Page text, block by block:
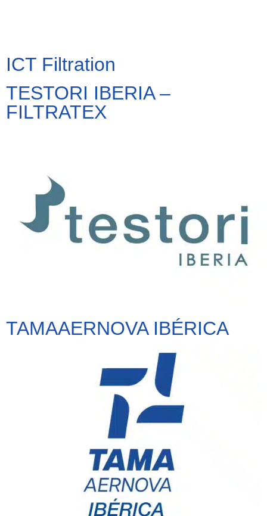
ICT Filtration
TESTORI IBERIA –
FILTRATEX
TAMAAERNOVA IBÉRICA